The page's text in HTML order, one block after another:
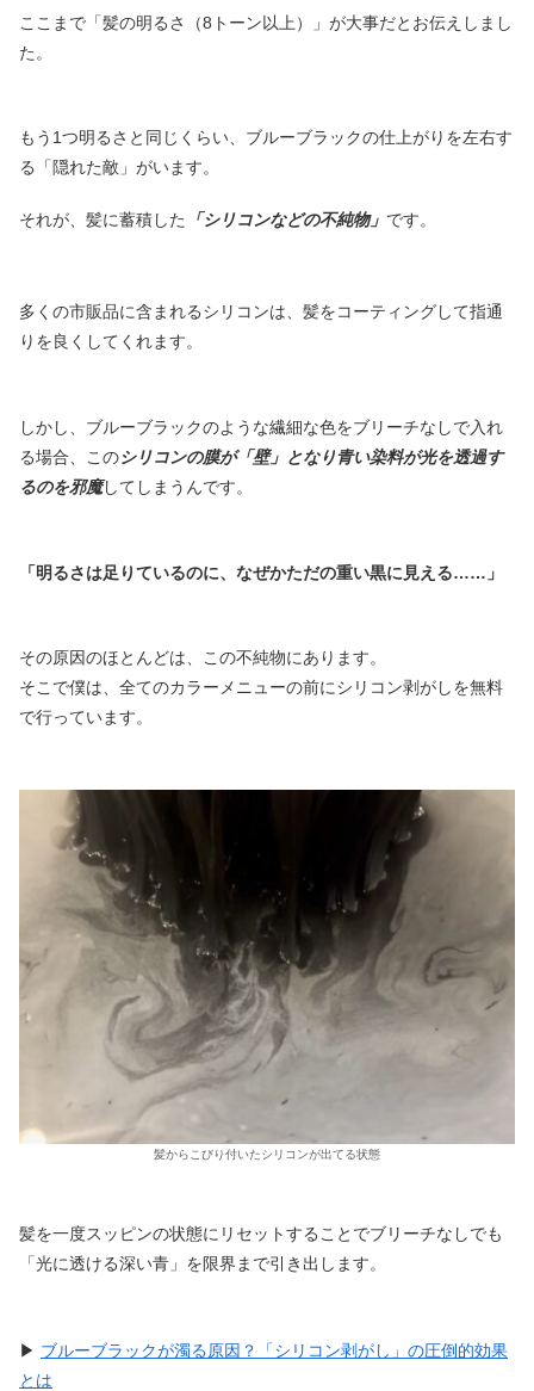
ここまで「髪の明るさ（8トーン以上）」が大事だとお伝えしまし
た。
もう1つ明るさと同じくらい、ブルーブラックの仕上がりを左右す
る「隠れた敵」がいます。
それが、髪に蓄積した 「シリコンなどの不純物」 です。
多くの市販品に含まれるシリコンは、髪をコーティングして指通
りを良くしてくれます。
しかし、ブルーブラックのような繊細な色をブリーチなしで入れ
る場合、このシリコンの膜が「壁」となり青い染料が光を透過す
るのを邪魔してしまうんです。
「明るさは足りているのに、なぜかただの重い黒に見える……」
その原因のほとんどは、この不純物にあります。
そこで僕は、全てのカラーメニューの前にシリコン剥がしを無料
で行っています。
髪からこびり付いたシリコンが出てる状態
髪を一度スッピンの状態にリセットすることでブリーチなしでも
「光に透ける深い青」を限界まで引き出します。
▶︎ ブルーブラックが濁る原因？「シリコン剥がし」の圧倒的効果
とは